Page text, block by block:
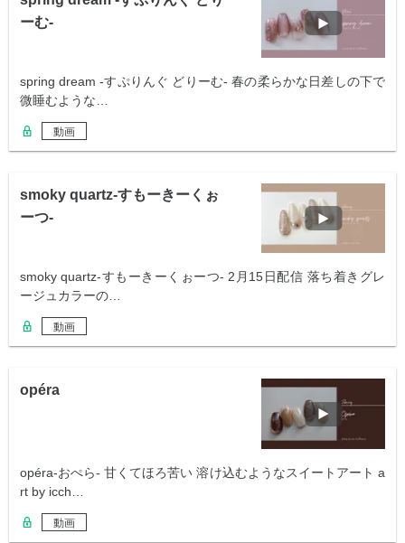
ーむ-
spring dream -すぷりんぐ どりーむ- 春の柔らかな日差しの下で
微睡むような…
動画
smoky quartz-すもーきーくぉ
ーつ-
smoky quartz-すもーきーくぉーつ- 2月15日配信 落ち着きグレ
ージュカラーの…
動画
opéra
opéra-おぺら- 甘くてほろ苦い 溶け込むようなスイートアート a
rt by icch…
動画